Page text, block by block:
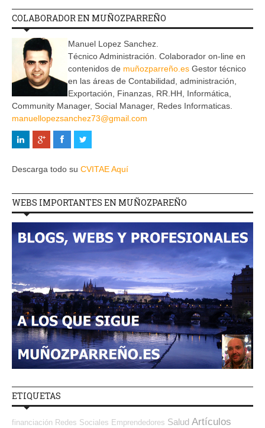
COLABORADOR EN MUÑOZPARREÑO
Manuel Lopez Sanchez.
Técnico Administración. Colaborador on-line en
contenidos de muñozparreño.es Gestor técnico
en las áreas de Contabilidad, administración,
Exportación, Finanzas, RR.HH, Informática,
Community Manager, Social Manager, Redes Informaticas.
manuellopezsanchez73@gmail.com
Descarga todo su CVITAE Aquí
WEBS IMPORTANTES EN MUÑOZPAREÑO
ETIQUETAS
financiación Redes Sociales Emprendedores Salud Artículos